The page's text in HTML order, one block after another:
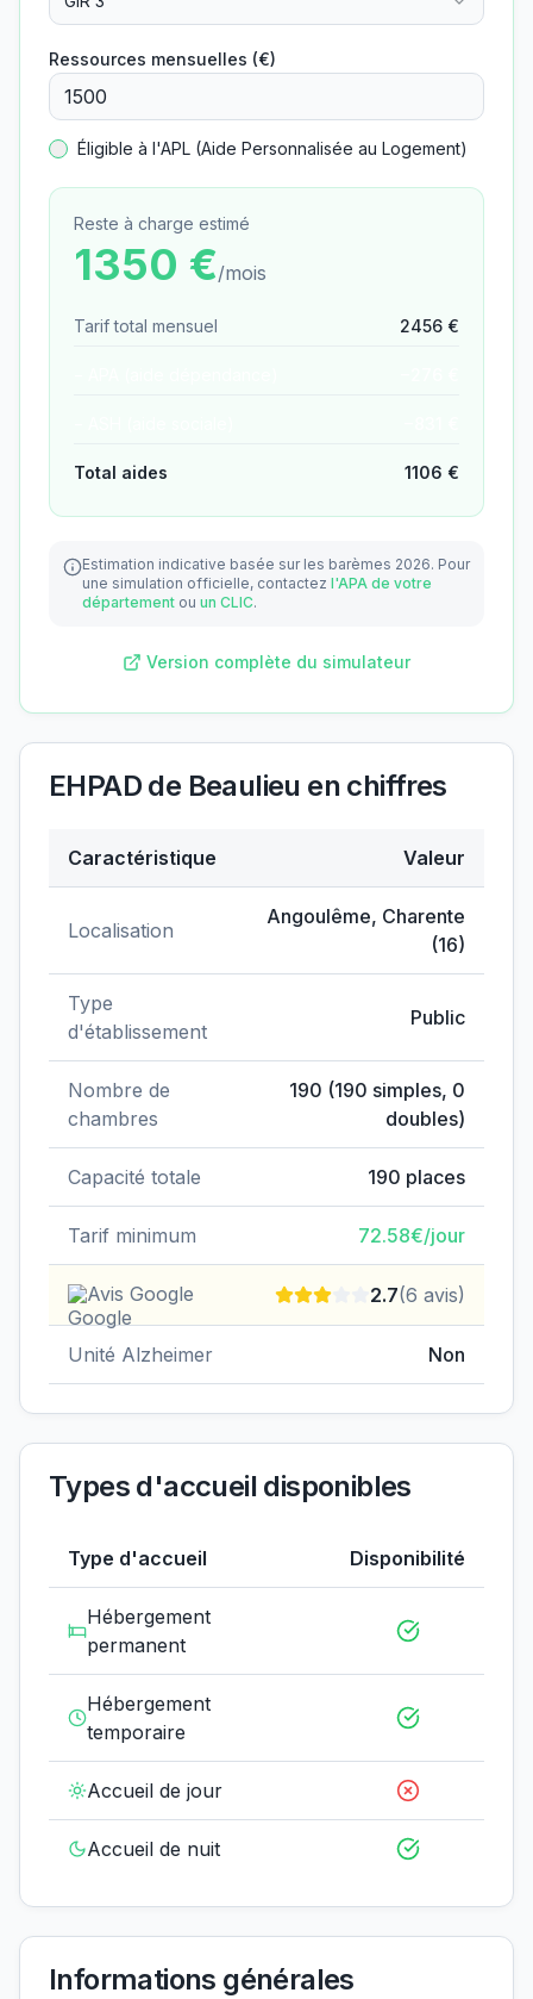
Ressources mensuelles (€)
Éligible à l'APL (Aide Personnalisée au Logement)
Reste à charge estimé
1350 €/mois
Tarif total mensuel 2456 €
Total aides 1106 €
Estimation indicative basée sur les barèmes 2026. Pour
une simulation officielle, contactez l'APA de votre
département ou un CLIC.
Version complète du simulateur
EHPAD de Beaulieu en chiffres
Caractéristique Valeur
Localisation
Angoulême, Charente
(16)
Type
d'établissement
Public
Nombre de
chambres
190 (190 simples, 0
doubles)
Capacité totale 190 places
Tarif minimum 72.58€/jour
Avis Google 2.7(6 avis)
Unité Alzheimer Non
Types d'accueil disponibles
Type d'accueil Disponibilité
Hébergement
permanent
Hébergement
temporaire
Accueil de jour
Accueil de nuit
Informations générales